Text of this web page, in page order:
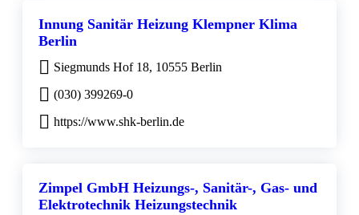
Innung Sanitär Heizung Klempner Klima
Berlin
Siegmunds Hof 18, 10555 Berlin
(030) 399269-0
https://www.shk-berlin.de
Zimpel GmbH Heizungs-, Sanitär-, Gas- und
Elektrotechnik Heizungstechnik